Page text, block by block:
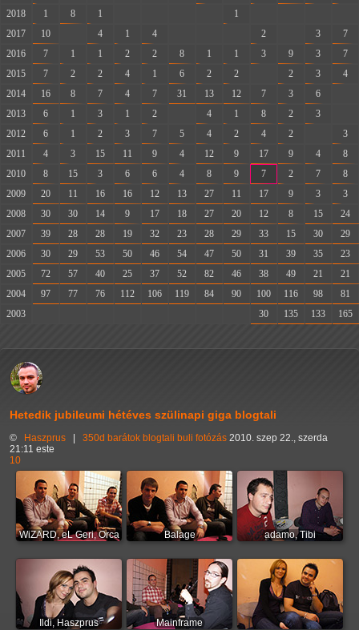
2018
1 8 1 1
2017
10 4 1 4 2 3
7
2016
7 1 1 2 2 8 1 1 3 9 3
7
2015
7 2 2 4 1 6 2 2 2 3
4
2014
16 8 7 4 7 31 13 12 7 3 6
2013
6 1 3 1 2 4 1 8 2 3
2012
6 1 2 3 7 5 4 2 4 2
3
2011
4 3 15 11 9 4 12 9 17 9 4
8
2010
8 15 3 6 6 4 8 9 7 2 7
8
2009
20 11 16 16 12 13 27 11 17 9 3
3
2008
30 30 14 9 17 18 27 20 12 8 15
24
2007
39 28 28 19 32 23 28 29 33 15 30
29
2006
30 29 53 50 46 54 47 50 31 39 35
23
2005
72 57 40 25 37 52 82 46 38 49 21
21
2004
97 77 76 112 106 119 84 90 100 116 98
81
2003
30 135 133 165
Hetedik jubileumi hétéves szülinapi giga blogtali
© Haszprus 350d barátok blogtali buli fotózás 2010. szep 22., szerda
21:11 este
10
WiZARD, eL Geri, Orca Balage adamo, Tibi
Ildi, Haszprus Mainframe